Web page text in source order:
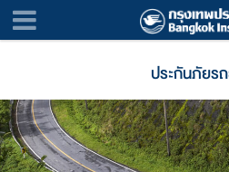
ประกันภัยร